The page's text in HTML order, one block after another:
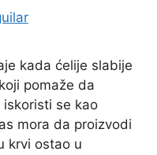
kada ćelije slabije
pomaže da
se kao
mora da proizvodi
krvi ostao u